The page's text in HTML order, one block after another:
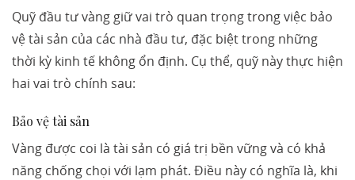
Quỹ đầu tư vàng giữ vai trò quan trọng trong việc bảo
vệ tài sản của các nhà đầu tư, đặc biệt trong những
thời kỳ kinh tế không ổn định. Cụ thể, quỹ này thực hiện
hai vai trò chính sau:
Bảo vệ tài sản
Vàng được coi là tài sản có giá trị bền vững và có khả
năng chống chọi với lạm phát. Điều này có nghĩa là, khi